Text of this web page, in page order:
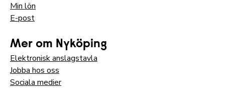
Min lön
E-post
Mer om Nyköping
Elektronisk anslagstavla
Jobba hos oss
Sociala medier